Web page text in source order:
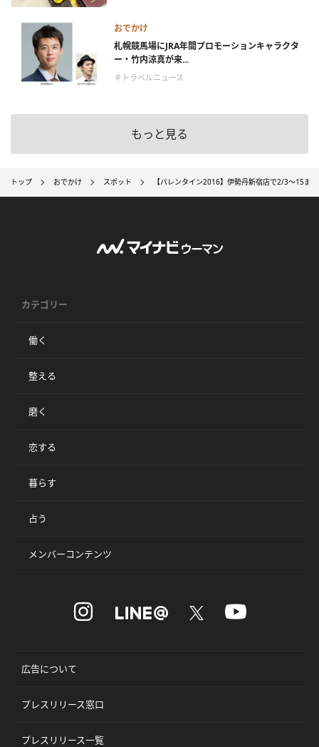
おでかけ
札幌競馬場にJRA年間プロモーションキャラクタ
ー・竹内涼真が来...
＃トラベルニュース
もっと見る
トップ おでかけ スポット 【バレンタイン2016】伊勢丹新宿店で2/3～15ま
カテゴリー
働く
整える
磨く
恋する
暮らす
占う
メンバーコンテンツ
広告について
プレスリリース窓口
プレスリリース一覧